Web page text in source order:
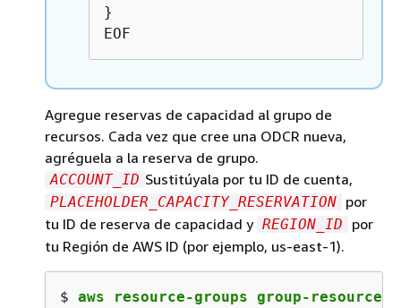
}
EOF
Agregue reservas de capacidad al grupo de
recursos. Cada vez que cree una ODCR nueva,
agréguela a la reserva de grupo.
ACCOUNT_ID Sustitúyala por tu ID de cuenta,
PLACEHOLDER_CAPACITY_RESERVATION por
tu ID de reserva de capacidad y REGION_ID
por
tu Región de AWS ID (por ejemplo, us-east-1).
$ aws resource-groups group-